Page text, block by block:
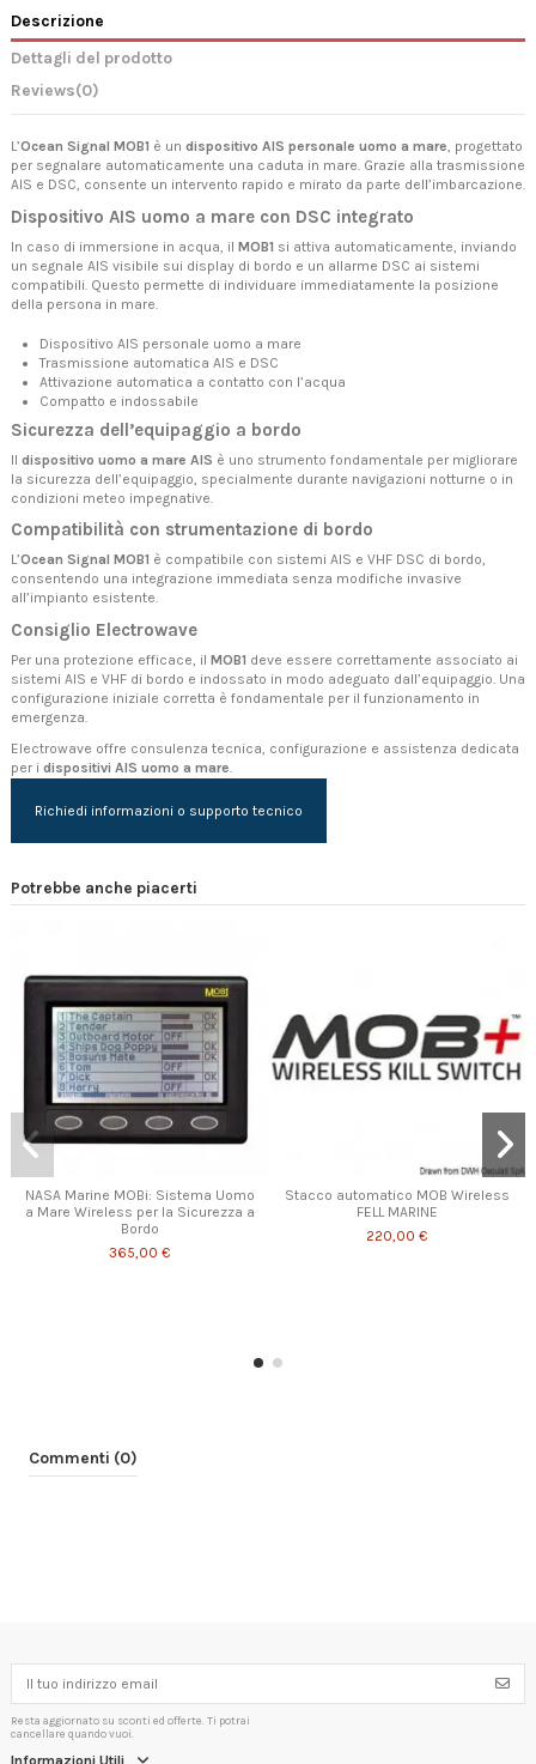
Descrizione
Dettagli del prodotto
Reviews(0)
L’Ocean Signal MOB1 è un dispositivo AIS personale uomo a mare, progettato
per segnalare automaticamente una caduta in mare. Grazie alla trasmissione
AIS e DSC, consente un intervento rapido e mirato da parte dell’imbarcazione.
Dispositivo AIS uomo a mare con DSC integrato
In caso di immersione in acqua, il MOB1 si attiva automaticamente, inviando
un segnale AIS visibile sui display di bordo e un allarme DSC ai sistemi
compatibili. Questo permette di individuare immediatamente la posizione
della persona in mare.
Dispositivo AIS personale uomo a mare
Trasmissione automatica AIS e DSC
Attivazione automatica a contatto con l’acqua
Compatto e indossabile
Sicurezza dell’equipaggio a bordo
Il dispositivo uomo a mare AIS è uno strumento fondamentale per migliorare
la sicurezza dell’equipaggio, specialmente durante navigazioni notturne o in
condizioni meteo impegnative.
Compatibilità con strumentazione di bordo
L’Ocean Signal MOB1 è compatibile con sistemi AIS e VHF DSC di bordo,
consentendo una integrazione immediata senza modifiche invasive
all’impianto esistente.
Consiglio Electrowave
Per una protezione efficace, il MOB1 deve essere correttamente associato ai
sistemi AIS e VHF di bordo e indossato in modo adeguato dall’equipaggio. Una
configurazione iniziale corretta è fondamentale per il funzionamento in
emergenza.
Electrowave offre consulenza tecnica, configurazione e assistenza dedicata
per i dispositivi AIS uomo a mare
Richiedi informazioni o supporto tecnico
Potrebbe anche piacerti
NASA Marine MOBi: Sistema Uomo
a Mare Wireless per la Sicurezza a
Bordo
365,00 €
Stacco automatico MOB Wireless
FELL MARINE
220,00 €
Commenti (0)
Resta aggiornato su sconti ed offerte. Ti potrai
cancellare quando vuoi.
Informazioni Utili